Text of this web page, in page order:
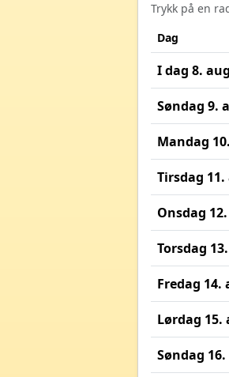
Trykk på en
Dag
I dag 8.
Søndag 9.
Mandag
Tirsdag 11.
Onsdag
Torsdag
Fredag 14.
Lørdag 15.
Søndag